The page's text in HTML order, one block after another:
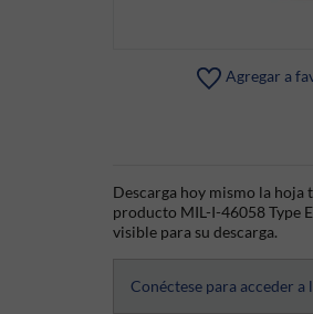
Agregar a
Descarga hoy mismo la hoja
producto MIL-I-46058 Type
visible para su descarga.
Conéctese para acceder a